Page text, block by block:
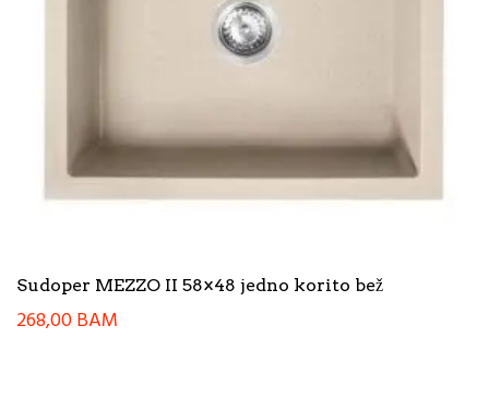
Sudoper MEZZO II 58×48 jedno korito bež
268,00BAM